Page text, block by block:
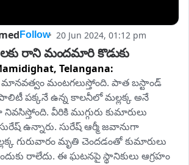
Follow 20 Jun 2024, 01:12 pm
రాని మందమారి కొడుకు
Telangana:
మంటగలుస్తోంది. పాత బస్టాండ్
పక్కనే ఉన్న కాలనీలో మల్లక్క అనే
వీరికి ముగ్గురు కుమారులు
ఉన్నారు. సురేష్ ఆర్మీ జవానుగా
గురువారం మృతి చెందడంతో కుమారులు
రాలేదు. ఈ ఘటనపై స్థానికులు ఆగ్రహం